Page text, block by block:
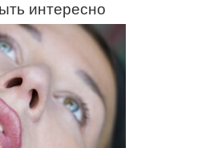
интересно